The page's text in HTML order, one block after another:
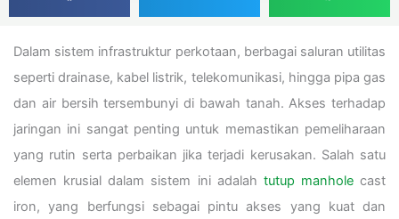
Dalam sistem infrastruktur perkotaan, berbagai saluran utilitas
seperti drainase, kabel listrik, telekomunikasi, hingga pipa gas
dan air bersih tersembunyi di bawah tanah. Akses terhadap
jaringan ini sangat penting untuk memastikan pemeliharaan
yang rutin serta perbaikan jika terjadi kerusakan. Salah satu
elemen krusial dalam sistem ini adalah tutup manholecast
iron, yang berfungsi sebagai pintu akses yang kuat dan